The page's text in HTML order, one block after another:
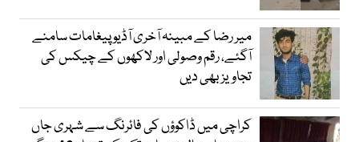
میر رضا کے مبینہ آخری آڈیو پیغامات سامنے
آگئے، رقم وصولی اور لاکھوں کے چیکس کی
تجاویز بھی دیں
کراچی میں ڈاکوؤں کی فائرنگ سے شہری جاں